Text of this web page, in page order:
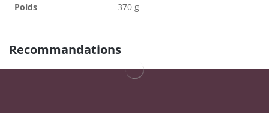
Poids 370 g
Recommandations